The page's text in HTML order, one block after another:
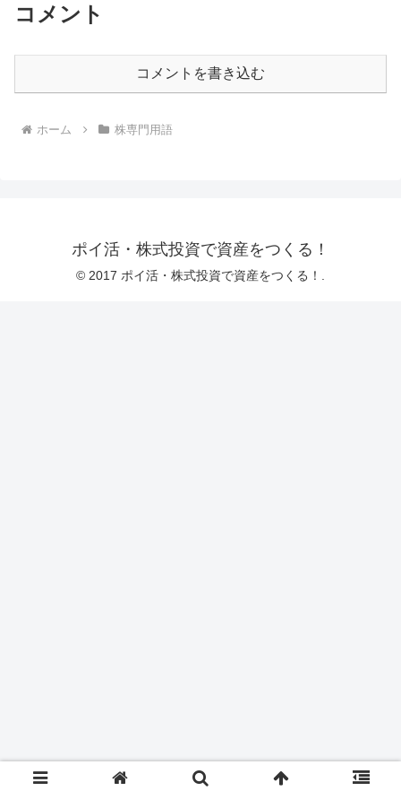
コメント
コメントを書き込む
ホーム 株専門用語
ポイ活・株式投資で資産をつくる！
© 2017 ポイ活・株式投資で資産をつくる！.